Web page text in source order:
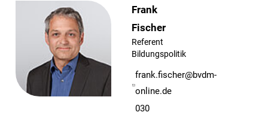
Frank
Fischer
Referent
Bildungspolitik
frank.fischer@bvdm-
online.de
030